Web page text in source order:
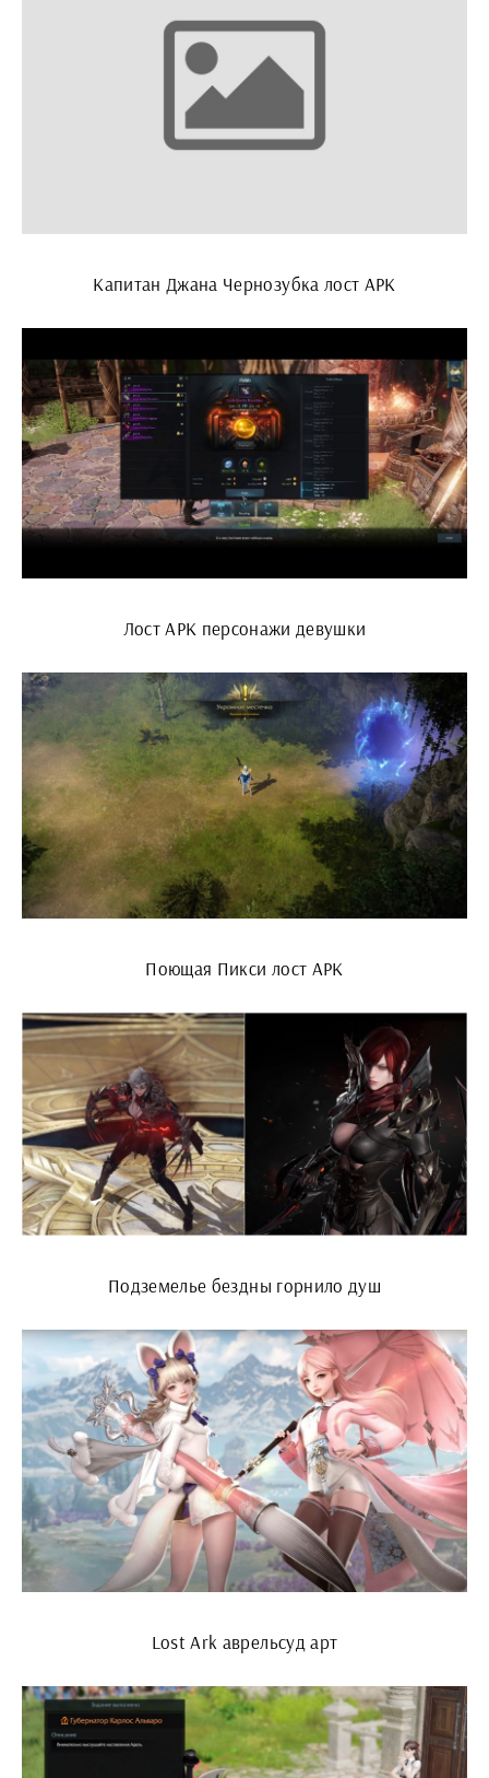
Капитан Джана Чернозубка лост АРК
Лост АРК персонажи девушки
Поющая Пикси лост АРК
Подземелье бездны горнило душ
Lost Ark аврельсуд арт